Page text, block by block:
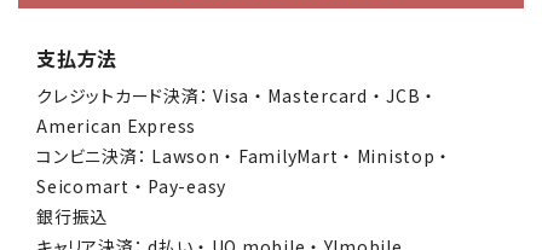
支払方法
クレジットカード決済： Visa ・ Mastercard ・ JCB ・
American Express
コンビニ決済： Lawson ・ FamilyMart ・ Ministop ・
Seicomart ・ Pay-easy
銀行振込